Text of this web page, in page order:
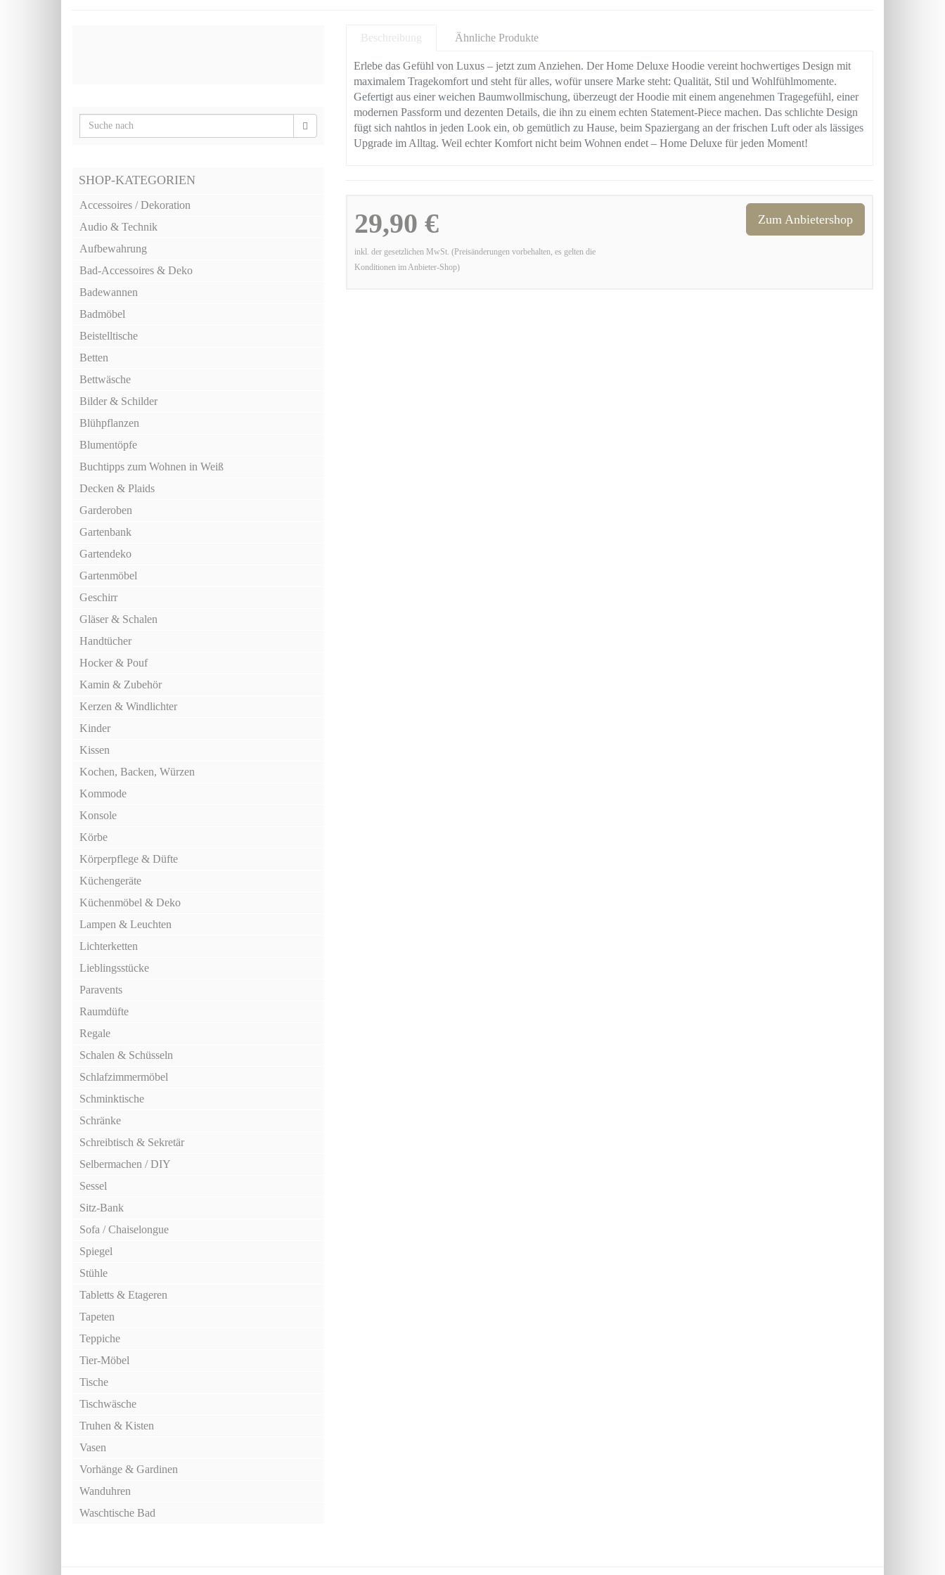
Beschreibung Ähnliche Produkte
Erlebe das Gefühl von Luxus – jetzt zum Anziehen. Der Home Deluxe Hoodie vereint hochwertiges Design mit
maximalem Tragekomfort und steht für alles, wofür unsere Marke steht: Qualität, Stil und Wohlfühlmomente.
Gefertigt aus einer weichen Baumwollmischung, überzeugt der Hoodie mit einem angenehmen Tragegefühl, einer
modernen Passform und dezenten Details, die ihn zu einem echten Statement-Piece machen. Das schlichte Design
fügt sich nahtlos in jeden Look ein, ob gemütlich zu Hause, beim Spaziergang an der frischen Luft oder als lässiges
Upgrade im Alltag. Weil echter Komfort nicht beim Wohnen endet – Home Deluxe für jeden Moment!
29,90 €
inkl. der gesetzlichen MwSt. (Preisänderungen vorbehalten, es gelten die
Konditionen im Anbieter-Shop)
Zum Anbietershop
SHOP-KATEGORIEN
Accessoires / Dekoration
Audio & Technik
Aufbewahrung
Bad-Accessoires & Deko
Badewannen
Badmöbel
Beistelltische
Betten
Bettwäsche
Bilder & Schilder
Blühpflanzen
Blumentöpfe
Buchtipps zum Wohnen in Weiß
Decken & Plaids
Garderoben
Gartenbank
Gartendeko
Gartenmöbel
Geschirr
Gläser & Schalen
Handtücher
Hocker & Pouf
Kamin & Zubehör
Kerzen & Windlichter
Kinder
Kissen
Kochen, Backen, Würzen
Kommode
Konsole
Körbe
Körperpflege & Düfte
Küchengeräte
Küchenmöbel & Deko
Lampen & Leuchten
Lichterketten
Lieblingsstücke
Paravents
Raumdüfte
Regale
Schalen & Schüsseln
Schlafzimmermöbel
Schminktische
Schränke
Schreibtisch & Sekretär
Selbermachen / DIY
Sessel
Sitz-Bank
Sofa / Chaiselongue
Spiegel
Stühle
Tabletts & Etageren
Tapeten
Teppiche
Tier-Möbel
Tische
Tischwäsche
Truhen & Kisten
Vasen
Vorhänge & Gardinen
Wanduhren
Waschtische Bad